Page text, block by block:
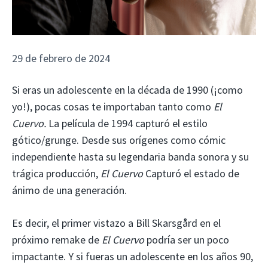
29 de febrero de 2024
Si eras un adolescente en la década de 1990 (¡como
yo!), pocas cosas te importaban tanto como El
Cuervo. La película de 1994 capturó el estilo
gótico/grunge. Desde sus orígenes como cómic
independiente hasta su legendaria banda sonora y su
trágica producción, El CuervoCapturó el estado de
ánimo de una generación.
Es decir, el primer vistazo a Bill Skarsgård en el
próximo remake de El Cuervopodría ser un poco
impactante. Y si fueras un adolescente en los años 90,